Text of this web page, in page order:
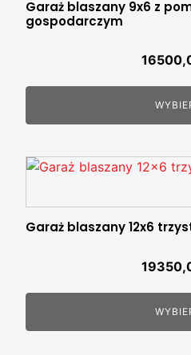
Garaż blaszany 9x6 z
gospodarczym
Garaż blaszany 12x6